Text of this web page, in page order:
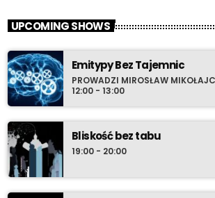
UPCOMING SHOWS
Emitypy Bez Tajemnic
PROWADZI MIROSŁAW
12:00 - 13:00
Bliskość bez tabu
19:00 - 20:00